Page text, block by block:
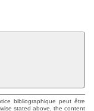
bibliographique peut être
stated above, the content